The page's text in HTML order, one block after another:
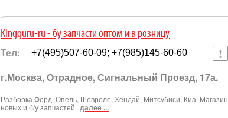
Kingguru-ru - бу запчасти оптом и в розницу
Тел: +7(495)507-60-09; +7(985)145-60-60
г.Москва, Отрадное, Сигнальный Проезд, 17а.
Разборка Форд, Опель, Шевроле, Хендай, Митсубиси, Киа. Магазин
новых и б/у запчастей. далее ...